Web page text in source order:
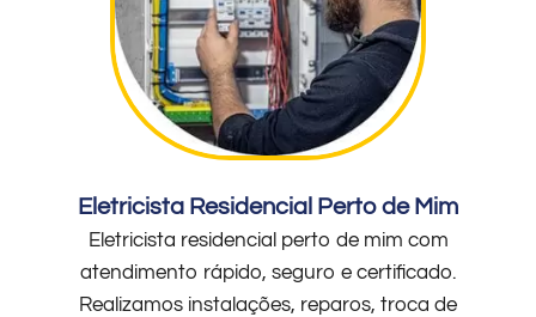
Eletricista Residencial Perto de Mim
Eletricista residencial perto de mim com
atendimento rápido, seguro e certificado.
Realizamos instalações, reparos, troca de